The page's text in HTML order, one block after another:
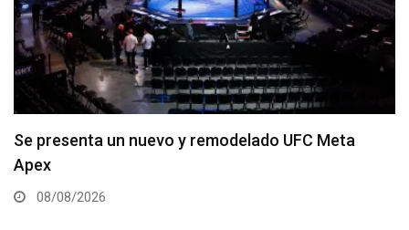
Se presenta un nuevo y remodelado UFC Meta
Apex
08/08/2026